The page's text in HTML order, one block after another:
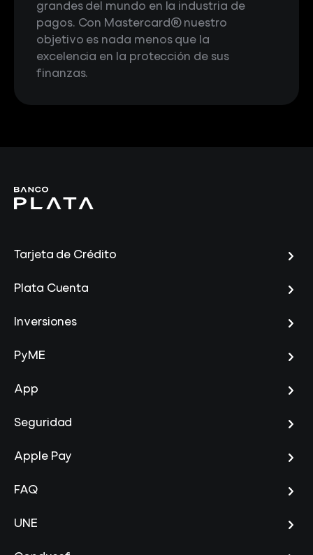
grandes del mundo en la industria de
pagos. Con Mastercard® nuestro
objetivo es nada menos que la
excelencia en la protección de sus
finanzas.
Tarjeta de Crédito
Plata Cuenta
Inversiones
PyME
App
Seguridad
Apple Pay
FAQ
UNE